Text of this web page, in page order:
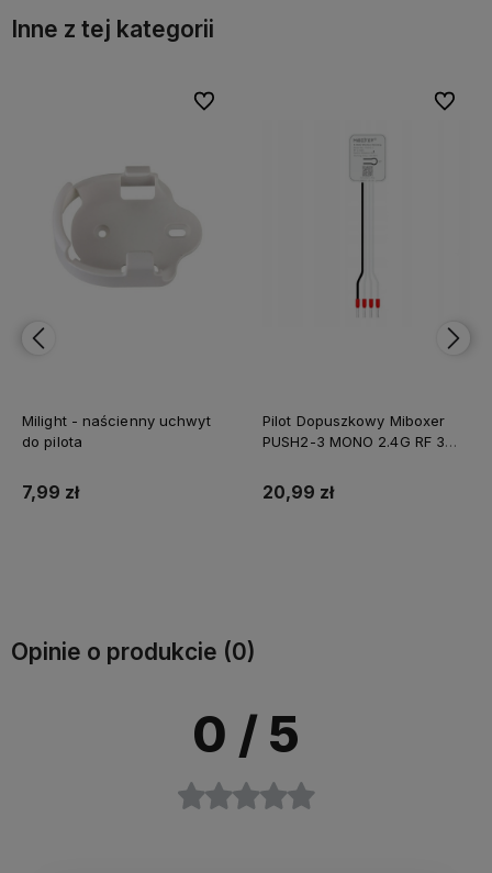
Inne z tej kategorii
Milight - naścienny uchwyt
do pilota
7,99 zł
Do ulubionych
Do ulubionych
Pilot Dopuszkowy Miboxer
PUSH2-3 MONO 2.4G RF 3
20,99 zł
Do
Do
Opinie o produkcie (0)
0 / 5